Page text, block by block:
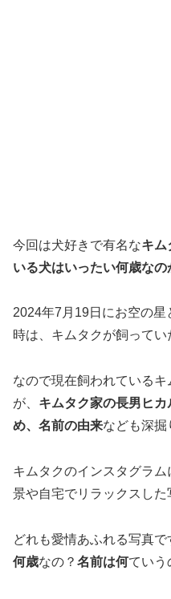
今回は犬好きで有名なキム
いる犬はいったい何歳なの
2024年7月19日にお空の
時は、キムタクが飼ってい
なので現在飼われているキ
が、 キムタク家の長男ヒ
め、名前の由来なども深掘
キムタクのインスタグラ
景や自宅でリラックスした
どれも愛情あふれる写真で
何歳なの？ 名前は何ていう